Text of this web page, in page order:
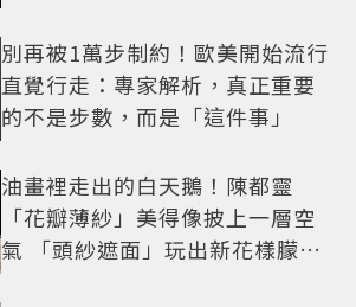
別再被1萬步制約！歐美開始流行
直覺行走：專家解析，真正重要
的不是步數，而是「這件事」
油畫裡走出的白天鵝！陳都靈
「花瓣薄紗」美得像披上一層空
氣 「頭紗遮面」玩出新花樣朦朧